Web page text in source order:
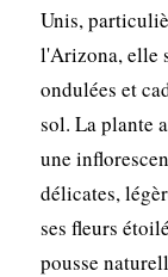
Unis,
l'Arizona, elle
ondulées et
sol. La plante
une
délicates,
ses fleurs
pousse